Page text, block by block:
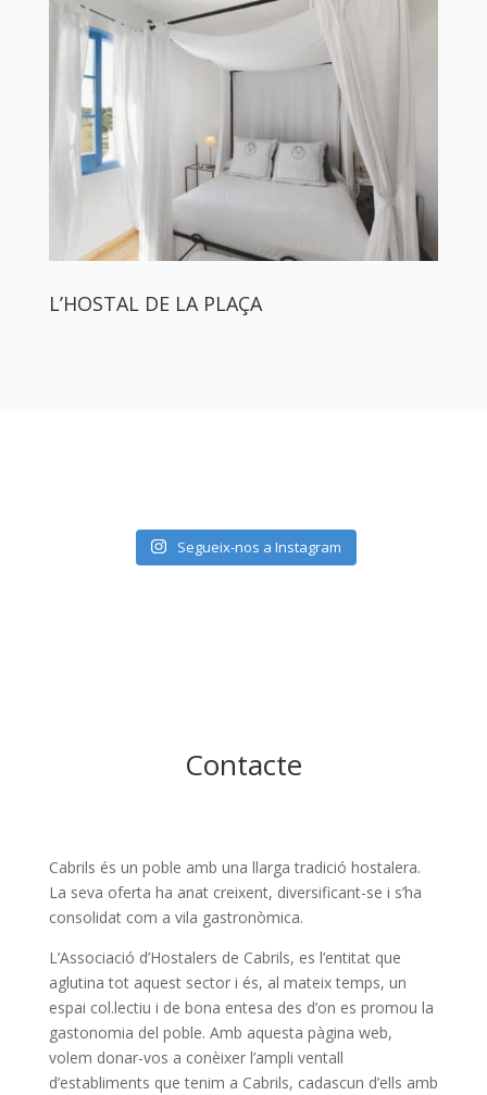
L’HOSTAL DE LA PLAÇA
Segueix-nos a Instagram
Contacte
Cabrils és un poble amb una llarga tradició hostalera.
La seva oferta ha anat creixent, diversificant-se i s’ha
consolidat com a vila gastronòmica.
L’Associació d’Hostalers de Cabrils, es l’entitat que
aglutina tot aquest sector i és, al mateix temps, un
espai col.lectiu i de bona entesa des d’on es promou la
gastonomia del poble. Amb aquesta pàgina web,
volem donar-vos a conèixer l’ampli ventall
d’establiments que tenim a Cabrils, cadascun d’ells amb